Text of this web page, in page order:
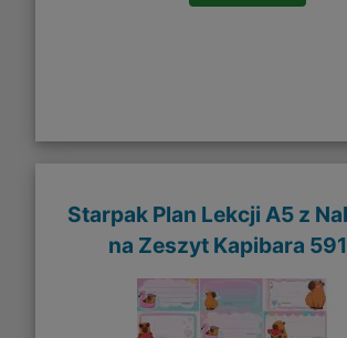
Starpak Plan Lekcji A5 z
na Zeszyt Kapibara